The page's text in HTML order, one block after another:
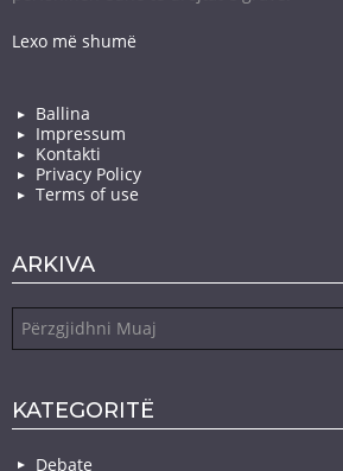
Lexo më shumë
Ballina
Impressum
Kontakti
Privacy Policy
Terms of use
ARKIVA
KATEGORITË
Debate